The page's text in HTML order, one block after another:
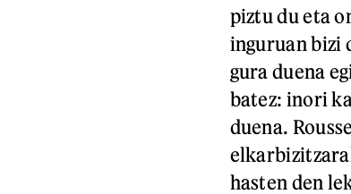
piztu du eta
inguruan bizi
gura duena
batez: inori
duena.
hasten den